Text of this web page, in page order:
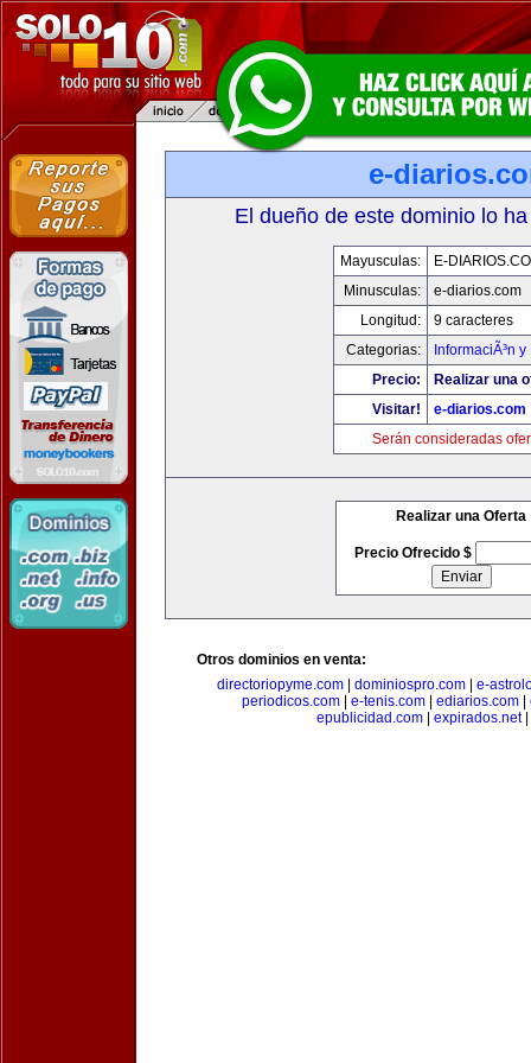
e-
El dueño de este dominio lo
Mayusculas:
E-
Minusculas:
e-diarios.com
Longitud:
9 caracteres
Categorias:
InformaciÃ³n
Precio:
Realizar una
Visitar!
e-diarios.com
Serán consideradas
Realizar una Oferta
Precio Ofrecido $
Otros dominios en venta:
directoriopyme.com| dominiospro.com| e-
periodicos.com| e-tenis.com| ediarios.com|
epublicidad.com
expirados.net|